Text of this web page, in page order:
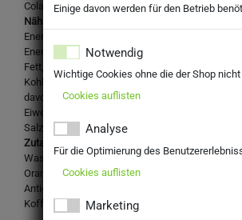
Cola-Mix-Limonade Fruchtgehalt 3 %
Nährwertangaben je 100g:
Energie: 171 kJ
Energie: 40 kcal Fett: 0 g
Fett, davon gesättigte Fettsäuren: 0 g
Kohlenhydrate: 9,9 g
davon Zucker: 9,9 g
Eiweiß: 0 g
Salz: <0,02 g
Zutaten:
Wasser, Zucker, Kohlensäure,
Orangenextrakt, Säuerungsmittel
Antioxidationsmittel Ascorbinsäure, natürliches
Koffein, Stabilisator Johannisbrotkernmehl
Einige davon werden für den Betrieb
Notwendig
Wichtige Cookies ohne die der Shop
Cookies auflisten
Analyse
Für die Optimierung des
Cookies auflisten
Marketing